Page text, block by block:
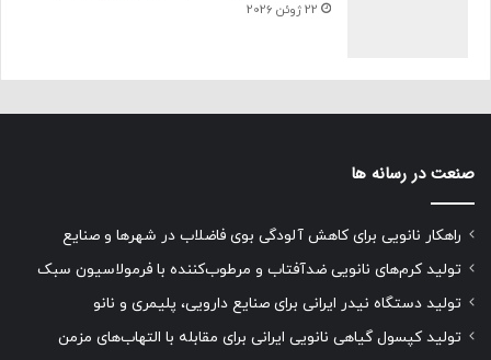
22 ژوئن 2026
صنعت در رسانه ها
راهکار نانویی برای کاهش آلودگی بوی فاضلاب در شهرها و صنایع
تولید کرم‌های نانویی ضدآفتاب و مرطوب‌کننده با فرمولاسیون سبک
تولید دستگاه نیدر ایرانی برای صنایع دارویی، پلیمری و نانو
تولید کپسول گیاهی نانویی ایرانی برای مقابله با التهاب‌های مزمن